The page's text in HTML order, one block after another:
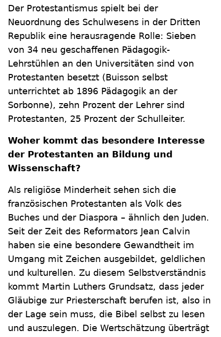
Der Protestantismus spielt bei der
Neuordnung des Schulwesens in der Dritten
Republik eine herausragende Rolle: Sieben
von 34 neu geschaffenen Pädagogik-
Lehrstühlen an den Universitäten sind von
Protestanten besetzt (Buisson selbst
unterrichtet ab 1896 Pädagogik an der
Sorbonne), zehn Prozent der Lehrer sind
Protestanten, 25 Prozent der Schulleiter.
Woher kommt das besondere Interesse
der Protestanten an Bildung und
Wissenschaft?
Als religiöse Minderheit sehen sich die
französischen Protestanten als Volk des
Buches und der Diaspora – ähnlich den Juden.
Seit der Zeit des Reformators Jean Calvin
haben sie eine besondere Gewandtheit im
Umgang mit Zeichen ausgebildet, geldlichen
und kulturellen. Zu diesem Selbstverständnis
kommt Martin Luthers Grundsatz, dass jeder
Gläubige zur Priesterschaft berufen ist, also in
der Lage sein muss, die Bibel selbst zu lesen
und auszulegen. Die Wertschätzung überträgt